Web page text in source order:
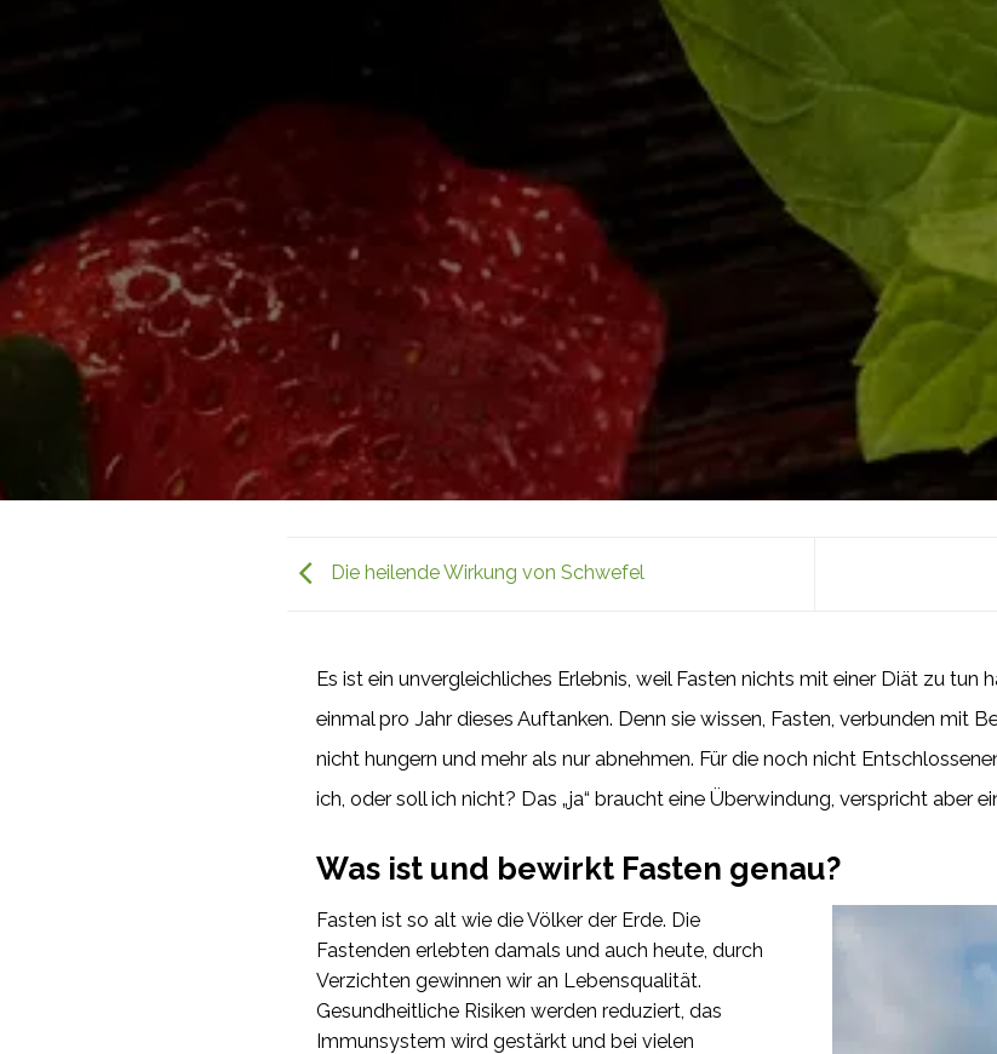
Es ist ein unvergleichliches Erlebnis, weil Fasten nichts mit einer Diät zu tun
einmal pro Jahr dieses Auftanken. Denn sie wissen, Fasten, verbunden mit
nicht hungern und mehr als nur abnehmen. Für die noch nicht
ich, oder soll ich nicht? Das „ja“ braucht eine Überwindung, verspricht aber
Was ist und bewirkt Fasten genau?
Fasten ist so alt wie die Völker der Erde. Die
Fastenden erlebten damals und auch heute, durch
Verzichten gewinnen wir an Lebensqualität.
Gesundheitliche Risiken werden reduziert, das
Immunsystem wird gestärkt und bei vielen
Die heilende Wirkung von Schwefel